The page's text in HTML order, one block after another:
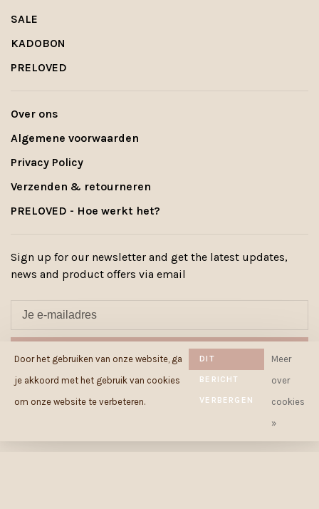
SALE
KADOBON
PRELOVED
Over ons
Algemene voorwaarden
Privacy Policy
Verzenden & retourneren
PRELOVED - Hoe werkt het?
Sign up for our newsletter and get the latest updates,
news and product offers via email
ABONNEER
By signing up, you agree to our Privacy Policy.
Door het gebruiken van onze website, ga
je akkoord met het gebruik van cookies
om onze website te verbeteren.
DIT
BERICHT
VERBERGEN
Meer
over
cookies
»